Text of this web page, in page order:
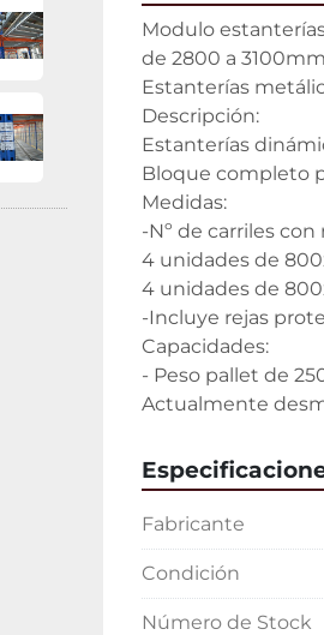
Modulo
de 2800 a 3100mm
Estanterías
Descripción:
Estanterías
Bloque completo
Medidas:
-Nº de carriles con
4 unidades de
4 unidades de
-Incluye rejas
Capacidades:
- Peso pallet de
Actualmente
Fabricante
Condición
Número de Stock